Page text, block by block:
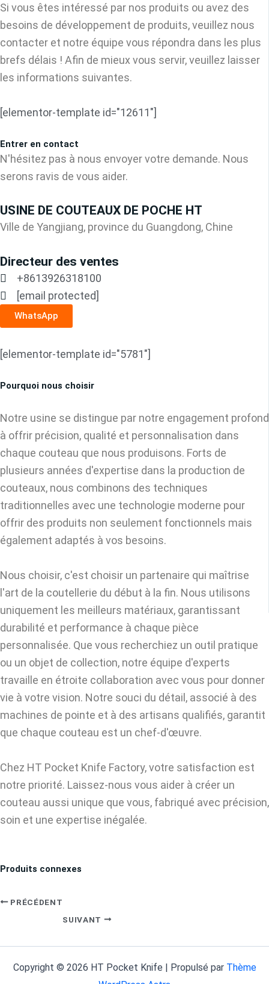
Si vous êtes intéressé par nos produits ou avez des
besoins de développement de produits, veuillez nous
contacter et notre équipe vous répondra dans les plus
brefs délais ! Afin de mieux vous servir, veuillez laisser
les informations suivantes.
[elementor-template id="12611"]
Entrer en contact
N'hésitez pas à nous envoyer votre demande. Nous
serons ravis de vous aider.
USINE DE COUTEAUX DE POCHE HT
Ville de Yangjiang, province du Guangdong, Chine
Directeur des ventes
+8613926318100
[email protected]
WhatsApp
[elementor-template id="5781"]
Pourquoi nous choisir
Notre usine se distingue par notre engagement profond
à offrir précision, qualité et personnalisation dans
chaque couteau que nous produisons. Forts de
plusieurs années d'expertise dans la production de
couteaux, nous combinons des techniques
traditionnelles avec une technologie moderne pour
offrir des produits non seulement fonctionnels mais
également adaptés à vos besoins.
Nous choisir, c'est choisir un partenaire qui maîtrise
l'art de la coutellerie du début à la fin. Nous utilisons
uniquement les meilleurs matériaux, garantissant
durabilité et performance à chaque pièce
personnalisée. Que vous recherchiez un outil pratique
ou un objet de collection, notre équipe d'experts
travaille en étroite collaboration avec vous pour donner
vie à votre vision. Notre souci du détail, associé à des
machines de pointe et à des artisans qualifiés, garantit
que chaque couteau est un chef-d'œuvre.
Chez HT Pocket Knife Factory, votre satisfaction est
notre priorité. Laissez-nous vous aider à créer un
couteau aussi unique que vous, fabriqué avec précision,
soin et une expertise inégalée.
Produits connexes
PRÉCÉDENT
SUIVANT
Copyright © 2026 HT Pocket Knife | Propulsé par Thème